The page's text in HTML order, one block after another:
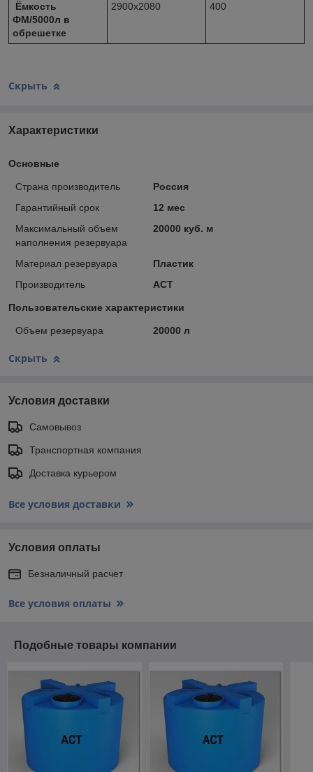
Ёмкость
ФМ/5000л в
обрешетке
2900х2080 400
Скрыть
Характеристики
Основные
Страна производитель
Россия
Гарантийный срок
12 мес
Максимальный объем
наполнения резервуара
20000 куб. м
Материал резервуара
Пластик
Производитель
АСТ
Пользовательские характеристики
Объем резервуара 20000 л
Скрыть
Условия доставки
Самовывоз
Транспортная компания
Доставка курьером
Все условия доставки
Условия оплаты
Безналичный расчет
Все условия оплаты
Подобные товары компании